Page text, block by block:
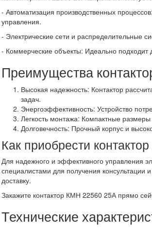
- Автоматизация производственных
управления.
- Электрические сети и распределительные
- Коммерческие объекты: Идеально подходит
Преимущества
Высокая надежность: Контактор
задач.
Энергоэффективность: Устройство
Легкость монтажа: Компактные
Долговечность: Прочный корпус и
Как приобрести
Для надежного и эффективного управления
специалистами для получения
доставку.
Закажите контактор КМН 22560 25А прямо
Технические